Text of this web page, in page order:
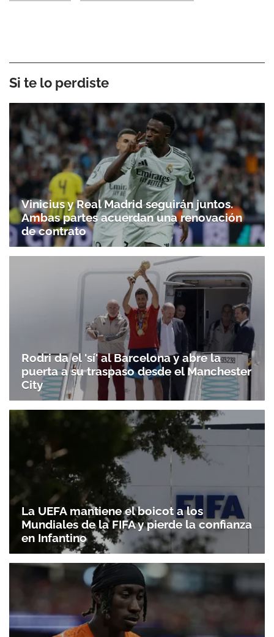
Si te lo perdiste
Vinicius y Real Madrid seguirán juntos.
Ambas partes acuerdan una renovación
de contrato
Rodri da el 'sí' al Barcelona y abre la
puerta a su traspaso desde el Manchester
City
La UEFA mantiene el boicot a los
Mundiales de la FIFA y pierde la confianza
en Infantino